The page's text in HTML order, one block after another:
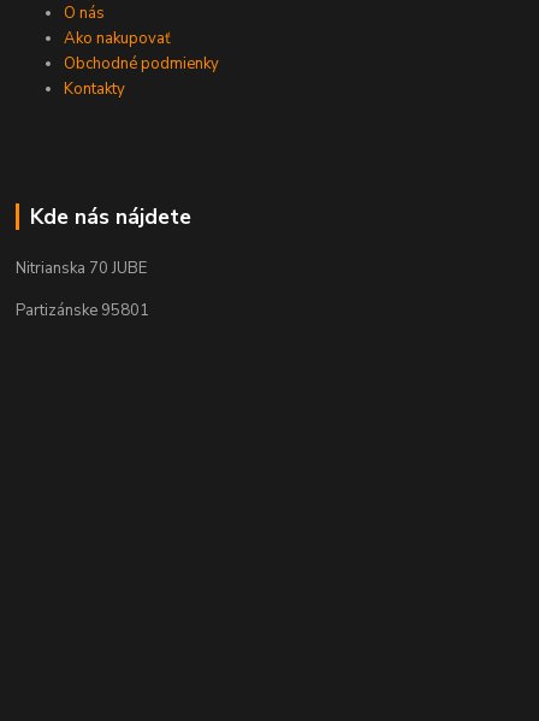
O nás
Ako nakupovať
Obchodné podmienky
Kontakty
Kde nás nájdete
Nitrianska 70 JUBE
Partizánske 95801